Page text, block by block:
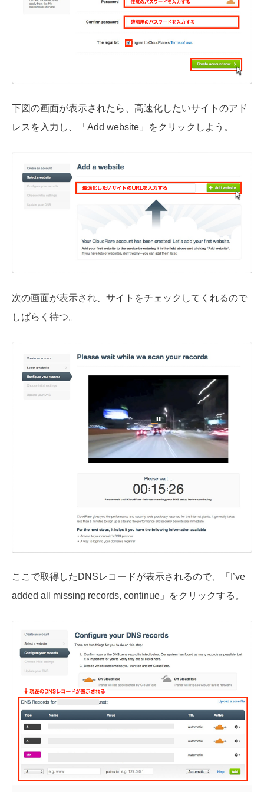
下図の画面が表示されたら、高速化したいサイトのアド
レスを入力し、「Add website」をクリックしよう。
次の画面が表示され、サイトをチェックしてくれるので
しばらく待つ。
ここで取得したDNSレコードが表示されるので、「I’ve
added all missing records, continue」をクリックする。